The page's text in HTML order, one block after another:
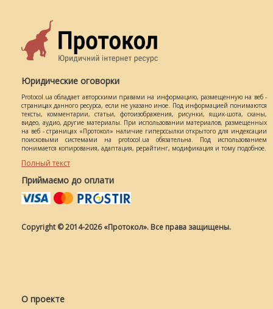
Юридические оговорки
Protocol.ua обладает авторскими правами на информацию, размещенную на веб -
страницах данного ресурса, если не указано иное. Под информацией понимаются
тексты, комментарии, статьи, фотоизображения, рисунки, ящик-шота, сканы,
видео, аудио, другие материалы. При использовании материалов, размещенных
на веб - страницах «Протокол» наличие гиперссылки открытого для индексации
поисковыми системами на protocol.ua обязательна. Под использованием
понимается копирования, адаптация, рерайтинг, модификация и тому подобное.
Полный текст
Приймаємо до оплати
Copyright © 2014-2026 «Протокол». Все права защищены.
О проекте